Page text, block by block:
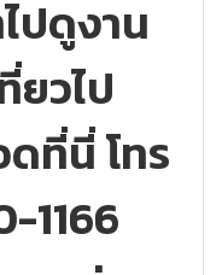
ปดูงาน
ยวไป
ที่นี่ โทร
1166